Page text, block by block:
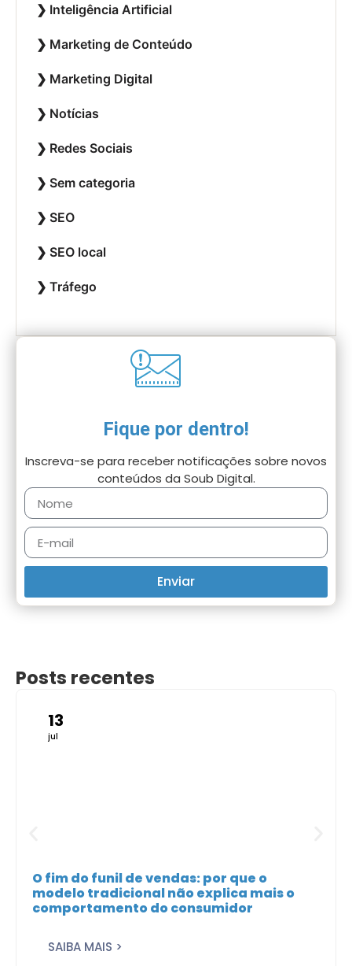
Inteligência Artificial
Marketing de Conteúdo
Marketing Digital
Notícias
Redes Sociais
Sem categoria
SEO
SEO local
Tráfego
Fique por dentro!
Inscreva-se para receber notificações sobre novos
conteúdos da Soub Digital.
Enviar
Posts recentes
13
jul
O fim do funil de vendas: por que o
modelo tradicional não explica mais o
comportamento do consumidor
SAIBA MAIS >